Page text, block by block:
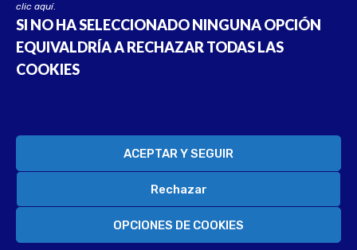
clic aquí.
SI NO HA SELECCIONADO NINGUNA OPCIÓN
EQUIVALDRÍA A RECHAZAR TODAS LAS
COOKIES
ACEPTAR Y SEGUIR
Rechazar
OPCIONES DE COOKIES